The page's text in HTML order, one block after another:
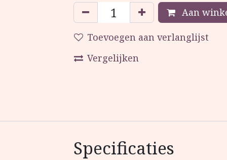
Aan
Toevoegen aan verlanglijst
Vergelijken
Specificaties